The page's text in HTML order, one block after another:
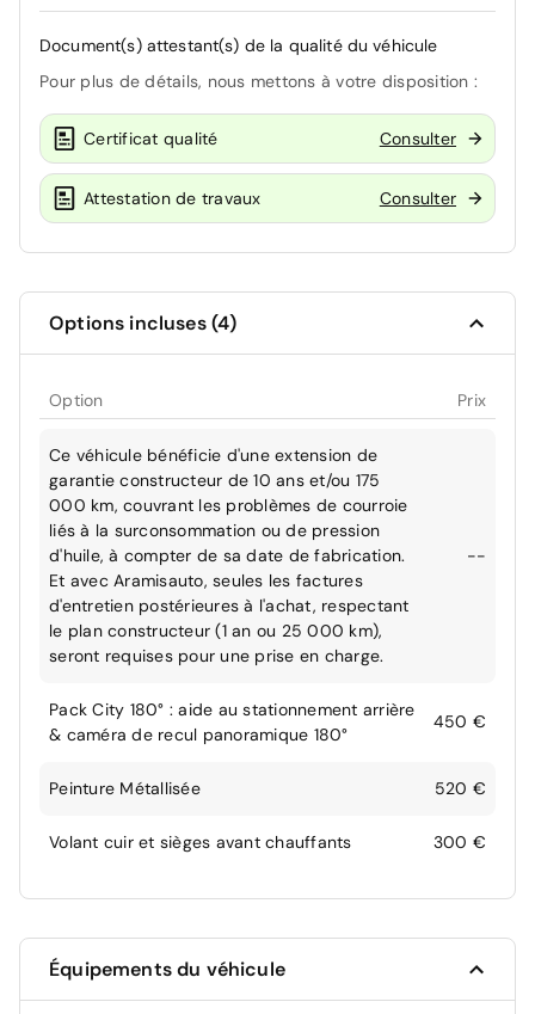
Document(s) attestant(s) de la qualité du véhicule
Pour plus de détails, nous mettons à votre disposition :
Certificat qualité Consulter
Attestation de travaux Consulter
Options incluses (4)
Option Prix
Ce véhicule bénéficie d'une extension de
garantie constructeur de 10 ans et/ou 175
000 km, couvrant les problèmes de courroie
liés à la surconsommation ou de pression
d'huile, à compter de sa date de fabrication.
Et avec Aramisauto, seules les factures
d'entretien postérieures à l'achat, respectant
le plan constructeur (1 an ou 25 000 km),
seront requises pour une prise en charge.
--
Pack City 180° : aide au stationnement arrière
& caméra de recul panoramique 180°
450 €
Peinture Métallisée 520 €
Volant cuir et sièges avant chauffants 300 €
Équipements du véhicule